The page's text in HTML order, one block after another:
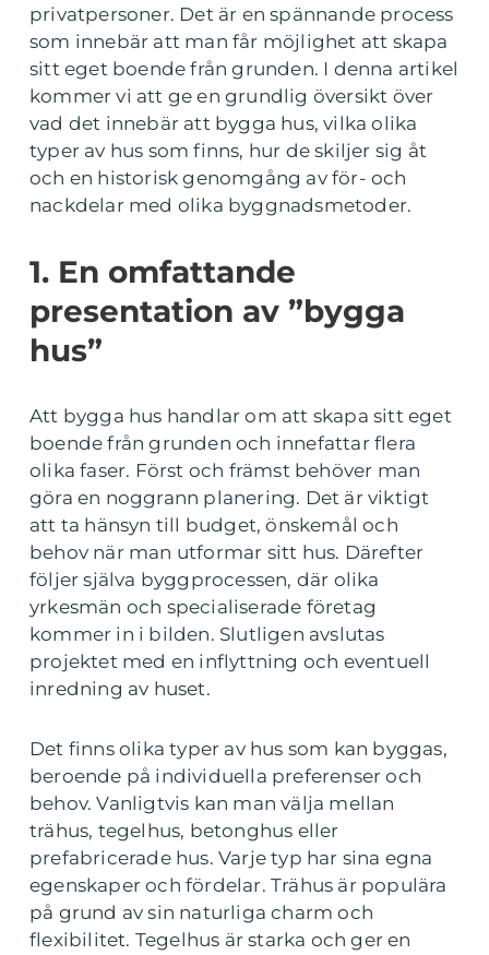
privatpersoner. Det är en spännande process
som innebär att man får möjlighet att skapa
sitt eget boende från grunden. I denna artikel
kommer vi att ge en grundlig översikt över
vad det innebär att bygga hus, vilka olika
typer av hus som finns, hur de skiljer sig åt
och en historisk genomgång av för- och
nackdelar med olika byggnadsmetoder.
1. En omfattande
presentation av ”bygga
hus”
Att bygga hus handlar om att skapa sitt eget
boende från grunden och innefattar flera
olika faser. Först och främst behöver man
göra en noggrann planering. Det är viktigt
att ta hänsyn till budget, önskemål och
behov när man utformar sitt hus. Därefter
följer själva byggprocessen, där olika
yrkesmän och specialiserade företag
kommer in i bilden. Slutligen avslutas
projektet med en inflyttning och eventuell
inredning av huset.
Det finns olika typer av hus som kan byggas,
beroende på individuella preferenser och
behov. Vanligtvis kan man välja mellan
trähus, tegelhus, betonghus eller
prefabricerade hus. Varje typ har sina egna
egenskaper och fördelar. Trähus är populära
på grund av sin naturliga charm och
flexibilitet. Tegelhus är starka och ger en